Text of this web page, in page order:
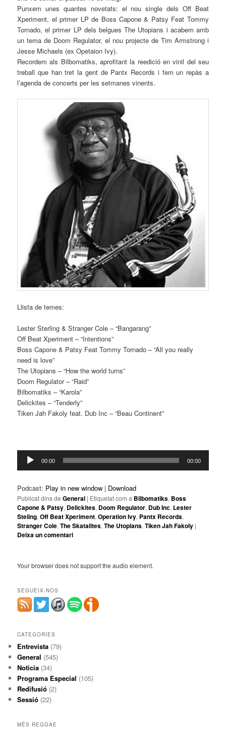
Punxem unes quantes novetats: el nou single delsOff Beat
Xperiment, el primer LP de Boss Capone & Patsy Feat Tommy
Tornado, el primer LP dels belguesThe Utopians i acabem amb
un tema de Doom Regulator, el nou projecte de Tim Armstrong i
Jesse Michaels (exOpetaion Ivy).
Recordem als Bilbomatiks, aprofitant la reedició en vinil del seu
treball que han tret la gent de Pantx Records i fem un repàs a
l’agenda de concerts per les setmanes vinents.
Llista de temes:
Lester Sterling & Stranger Cole – “Bangarang”
Off Beat Xperiment – “Intentions”
Boss Capone & Patsy Feat Tommy Tornado – “All you really
need is love”
The Utopians – “How the world turns”
Doom Regulator – “Raid”
Bilbomatiks – “Karola”
Delickites – “Tenderly”
Tiken Jah Fakoly feat. Dub Inc – “Beau Continent”
Reproductor
d'àudio
00:00 00:00
Podcast: Play in new window | Download
Publicat dins de General | Etiquetat com a Bilbomatiks, Boss
Capone & Patsy, Delickites, Doom Regulator, Dub Inc, Lester
Steling,Off Beat Xperiment,Operation Ivy, Pantx Records,
Stranger Cole,The Skatalites,The Utopians,Tiken Jah Fakoly |
Deixa un comentari
Your browser does not support the audio element.
SEGUEIX-NOS
CATEGORIES
Entrevista (79)
General (545)
Noticia (34)
Programa Especial (105)
Redifusió (2)
Sessió (22)
MÉS REGGAE